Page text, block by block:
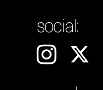
social:
Instagram 𝕏